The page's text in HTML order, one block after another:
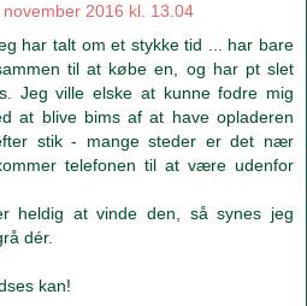
november 2016 kl. 13.04
har talt om et stykke tid ... har bare
til at købe en, og har pt slet
Jeg ville elske at kunne fodre mig
at blive bims af at have opladeren
stik - mange steder er det nær
telefonen til at være udenfor
heldig at vinde den, så synes jeg
dér.
kan!